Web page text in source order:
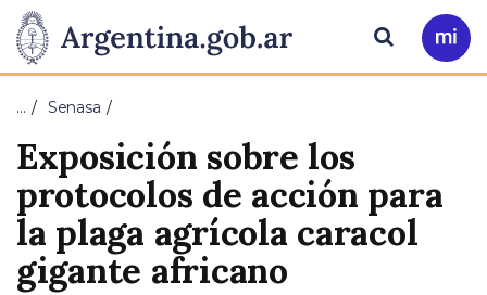
Presidencia
de
la
Nación
Pasar al contenido principal
Ir
a
Buscar
… Senasa
Exposición sobre los
protocolos de acción para
la plaga agrícola caracol
gigante africano